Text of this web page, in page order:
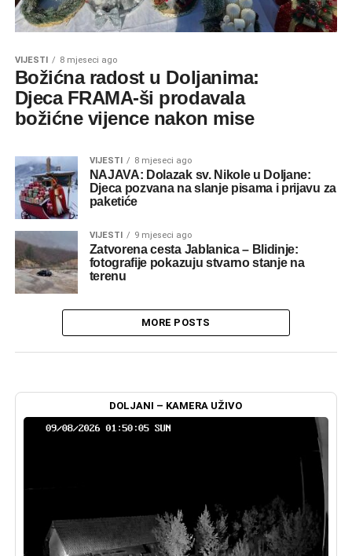
VIJESTI 8 mjeseci ago
Božićna radost u Doljanima:
Djeca FRAMA-ši prodavala
božićne vijence nakon mise
VIJESTI 8 mjeseci ago
NAJAVA: Dolazak sv. Nikole u Doljane:
Djeca pozvana na slanje pisama i prijavu za
paketiće
VIJESTI 9 mjeseci ago
Zatvorena cesta Jablanica – Blidinje:
fotografije pokazuju stvarno stanje na
terenu
MORE POSTS
DOLJANI – KAMERA UŽIVO